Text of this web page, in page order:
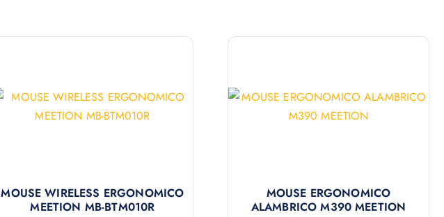
MOUSE WIRELESS ERGONOMICO
MEETION MB-BTM010R
MOUSE ERGONOMICO
ALAMBRICO M390 MEETION